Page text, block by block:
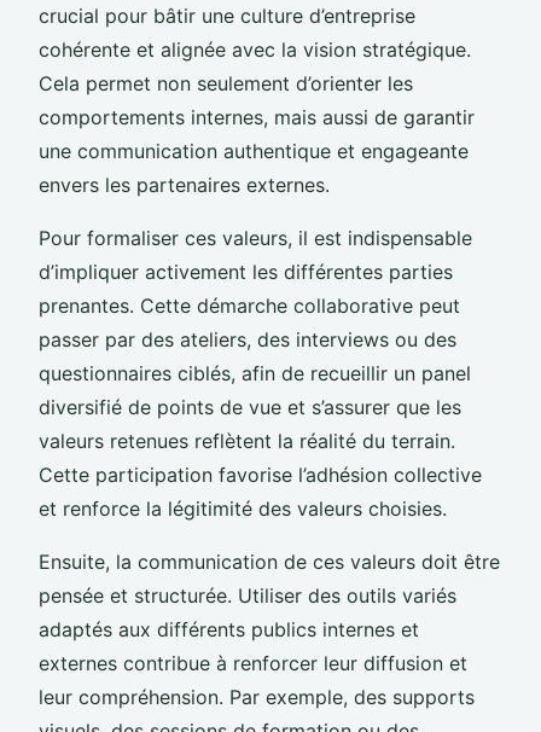
crucial pour bâtir une culture d’entreprise
cohérente et alignée avec la vision stratégique.
Cela permet non seulement d’orienter les
comportements internes, mais aussi de garantir
une communication authentique et engageante
envers les partenaires externes.
Pour formaliser ces valeurs, il est indispensable
d’impliquer activement les différentes parties
prenantes. Cette démarche collaborative peut
passer par des ateliers, des interviews ou des
questionnaires ciblés, afin de recueillir un panel
diversifié de points de vue et s’assurer que les
valeurs retenues reflètent la réalité du terrain.
Cette participation favorise l’adhésion collective
et renforce la légitimité des valeurs choisies.
Ensuite, la communication de ces valeurs doit être
pensée et structurée. Utiliser des outils variés
adaptés aux différents publics internes et
externes contribue à renforcer leur diffusion et
leur compréhension. Par exemple, des supports